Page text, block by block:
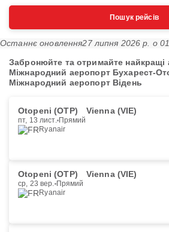
Пошук рейсів
Останнє оновлення27 липня 2026 р. о
Забронюйте та отримайте найкращі
Міжнародний аеропорт Бухарест-
Міжнародний аеропорт Відень
Otopeni (OTP) Vienna (VIE)
пт, 13 лист. Прямий
Ryanair
Otopeni (OTP) Vienna (VIE)
ср, 23 вер. Прямий
Ryanair